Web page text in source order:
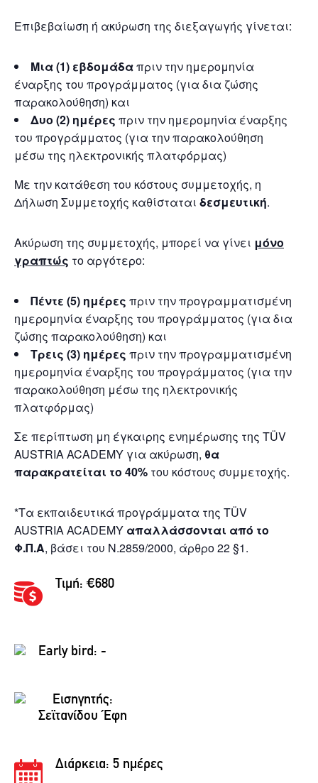
Επιβεβαίωση ή ακύρωση της διεξαγωγής γίνεται:
Μια (1) εβδομάδαπριν την ημερομηνία
έναρξης του προγράμματος (για δια ζώσης
παρακολούθηση) και
Δυο (2) ημέρες πριν την ημερομηνία έναρξης
του προγράμματος (για την παρακολούθηση
μέσω της ηλεκτρονικής πλατφόρμας)
Με την κατάθεση του κόστους συμμετοχής, η
Δήλωση Συμμετοχής καθίσταται δεσμευτική.
Ακύρωση της συμμετοχής, μπορεί να γίνει μόνο
γραπτώς το αργότερο:
Πέντε (5) ημέρες πριν την προγραμματισμένη
ημερομηνία έναρξης του προγράμματος (για δια
ζώσης παρακολούθηση) και
Τρεις (3) ημέρες πριν την προγραμματισμένη
ημερομηνία έναρξης του προγράμματος (για την
παρακολούθηση μέσω της ηλεκτρονικής
πλατφόρμας)
Σε περίπτωση μη έγκαιρης ενημέρωσης της TÜV
AUSTRIA ACADEMY για ακύρωση, θα
παρακρατείται το 40% του κόστους συμμετοχής.
*Τα εκπαιδευτικά προγράμματα της TÜV
AUSTRIA ACADEMY απαλλάσσονται από το
Φ.Π.Α, βάσει του Ν.2859/2000, άρθρο 22 §1.
Τιμή: €680
Early bird: -
Εισηγητής:
Σεϊτανίδου Έφη
Διάρκεια: 5 ημέρες